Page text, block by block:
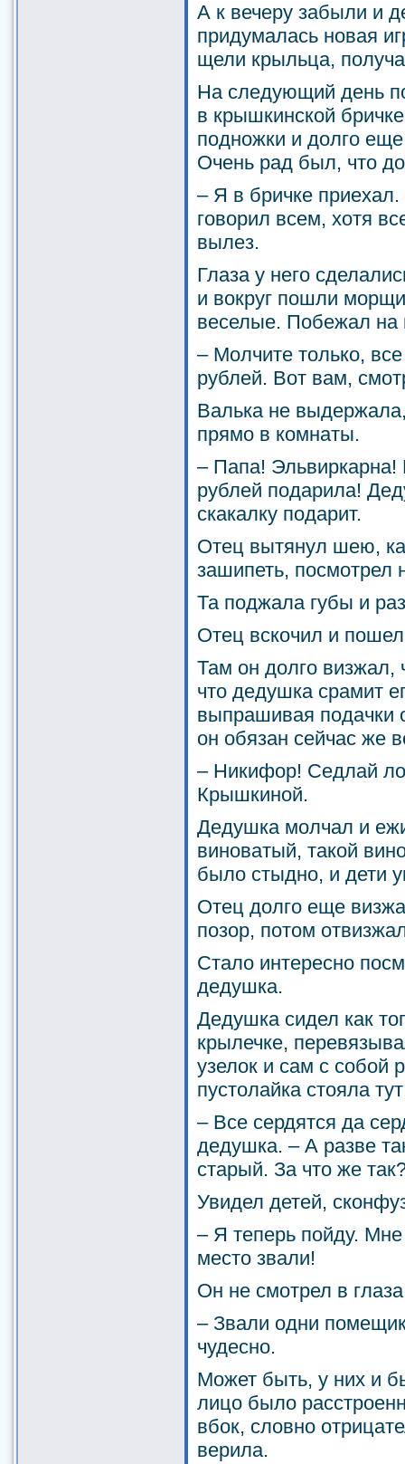
А к вечеру забыли и
придумалась новая
щели крыльца,
На следующий день
в крышкинской
подножки и долго еще
Очень рад был, что
– Я в бричке
говорил всем, хотя
вылез.
Глаза у него
и вокруг пошли
веселые. Побежал на
– Молчите только,
рублей. Вот вам,
Валька не
прямо в комнаты.
– Папа!
рублей подарила!
скакалку подарит.
Отец вытянул шею,
зашипеть, посмотрел
Та поджала губы и
Отец вскочил и
Там он долго
что дедушка срамит
выпрашивая подачки
он обязан сейчас же
– Никифор! Седлай
Крышкиной.
Дедушка молчал и
виноватый, такой
было стыдно, и дети
Отец долго еще
позор, потом
Стало интересно
дедушка.
Дедушка сидел как
крылечке,
узелок и сам с собой
пустолайка стояла
– Все сердятся да
дедушка. – А разве
старый. За что же
Увидел детей,
– Я теперь пойду.
место звали!
Он не смотрел в
– Звали одни
чудесно.
Может быть, у них и
лицо было
вбок, словно
верила.